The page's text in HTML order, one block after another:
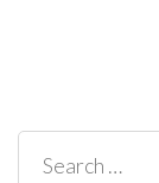
Search